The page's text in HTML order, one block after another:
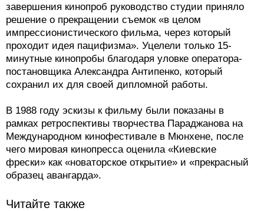
завершения кинопроб руководство студии приняло
решение о прекращении съемок «в целом
импрессионистического фильма, через который
проходит идея пацифизма». Уцелели только 15-
минутные кинопробы благодаря уловке оператора-
постановщика Александра Антипенко, который
сохранил их для своей дипломной работы.
В 1988 году эскизы к фильму были показаны в
рамках ретроспективы творчества Параджанова на
Международном кинофестивале в Мюнхене, после
чего мировая кинопресса оценила «Киевские
фрески» как «новаторское открытие» и «прекрасный
образец авангарда».
Читайте также